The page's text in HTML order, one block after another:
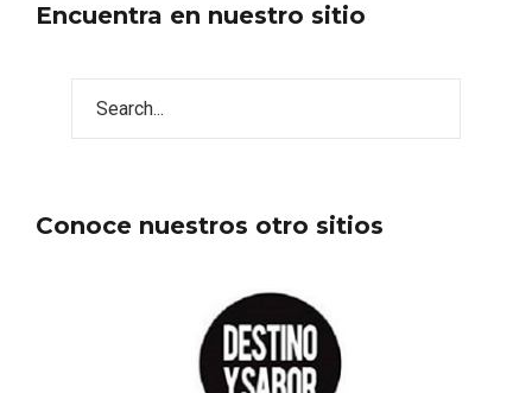
Encuentra en nuestro sitio
Conoce nuestros otro sitios